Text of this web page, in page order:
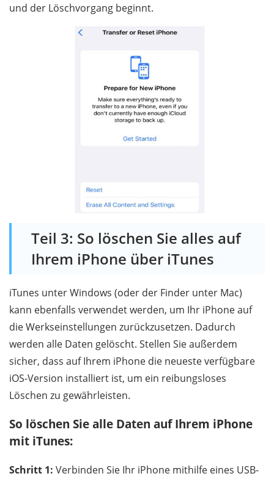
und der Löschvorgang beginnt.
Teil 3: So löschen Sie alles auf
Ihrem iPhone über iTunes
iTunes unter Windows (oder der Finder unter Mac)
kann ebenfalls verwendet werden, um Ihr iPhone auf
die Werkseinstellungen zurückzusetzen. Dadurch
werden alle Daten gelöscht. Stellen Sie außerdem
sicher, dass auf Ihrem iPhone die neueste verfügbare
iOS-Version installiert ist, um ein reibungsloses
Löschen zu gewährleisten.
So löschen Sie alle Daten auf Ihrem iPhone
mit iTunes:
Schritt 1: Verbinden Sie Ihr iPhone mithilfe eines USB-